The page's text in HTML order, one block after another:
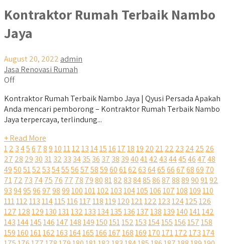
Kontraktor Rumah Terbaik Nambo
Jaya
August 20, 2022 admin
Jasa Renovasi Rumah
Off
Kontraktor Rumah Terbaik Nambo Jaya | Qyusi Persada Apakah
Anda mencari pemborong – Kontraktor Rumah Terbaik Nambo
Jaya terpercaya, terlindung...
+ Read More
12 3456 78910111213141516171819 20 2122 23 2425 26
27 28 29 30 3132 33 3435 36 37 38 39404142434445464748
495051525354555657585960616263646566676869 70
7172 73 7475 76 77 78 7980818283848586878889909192
93949596979899100101102103104105106107108109110
111112113114115116117118119120121122123124125126
127128129130131132133134135136137138139140141142
143144145146147148149150151152153154155156157158
159160161162163164165166167168169170171172173174